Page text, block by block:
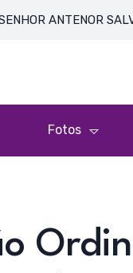
ANTENOR
Fotos